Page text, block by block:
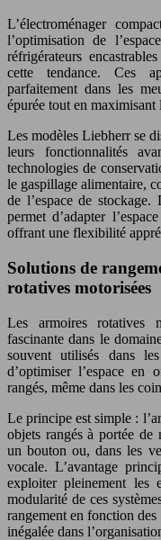
L’électroménager
l’optimisation de
réfrigérateurs
cette tendance. Ces
parfaitement dans les
épurée tout en maximisant
Les modèles Liebherr se
leurs fonctionnalités
technologies de
le gaspillage alimentaire,
de l’espace de
permet d’adapter
offrant une flexibilité
Solutions de
rotatives motorisées
Les armoires rotatives
fascinante dans le
souvent utilisés dans
d’optimiser l’espace
rangés, même dans les
Le principe est simple :
objets rangés à portée
un bouton ou, dans les
vocale. L’avantage
exploiter pleinement les
modularité de ces
rangement en fonction
inégalée dans